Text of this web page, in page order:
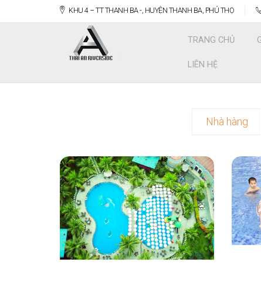
KHU 4 – TT THANH BA -, HUYỆN THANH BA, PHÚ THỌ
TRANG CHỦ
LIÊN HỆ
Nhà hàng